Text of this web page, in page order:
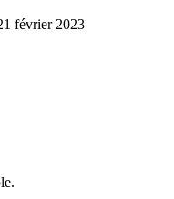
février 2023